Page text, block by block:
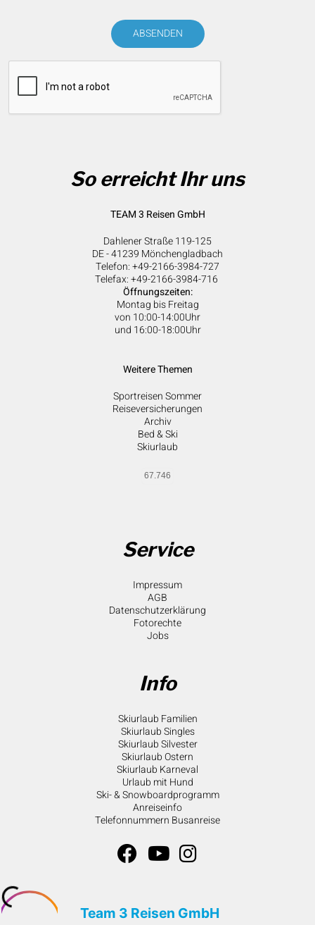
ABSENDEN
So erreicht Ihr uns
TEAM 3 Reisen GmbH
Dahlener Straße 119-125
DE - 41239 Mönchengladbach
Telefon: +49-2166-3984-727
Telefax: +49-2166-3984-716
Öffnungszeiten:
Montag bis Freitag
von 10:00-14:00Uhr
und 16:00-18:00Uhr
Weitere Themen
Sportreisen Sommer
Reiseversicherungen
Archiv
Bed & Ski
Skiurlaub
67.746
Service
Impressum
AGB
Datenschutzerklärung
Fotorechte
Jobs
Info
Skiurlaub Familien
Skiurlaub Singles
Skiurlaub Silvester
Skiurlaub Ostern
Skiurlaub Karneval
Urlaub mit Hund
Ski- & Snowboardprogramm
Anreiseinfo
Telefonnummern Busanreise